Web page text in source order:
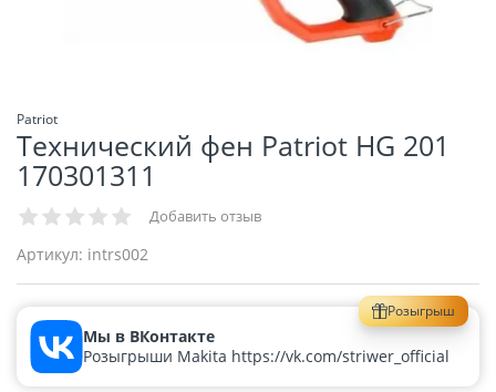
Patriot
Технический фен Patriot HG 201
170301311
Добавить отзыв
Артикул: intrs002
Розыгрыш
Мы в ВКонтакте
Розыгрыши Makita https://vk.com/striwer_official